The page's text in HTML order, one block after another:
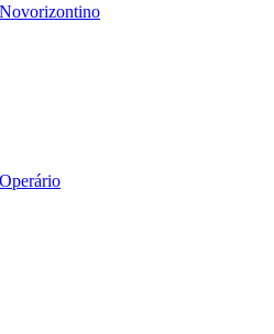
Novorizontino
Operário